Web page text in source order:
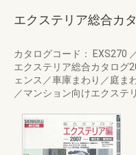
エクステリア総合カ
カタログコード： EXS270
エクステリア総合カタログ
ェンス／車庫まわり／庭ま
／マンション向けエクステ